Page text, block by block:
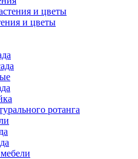
и цветы
и цветы
ротанга